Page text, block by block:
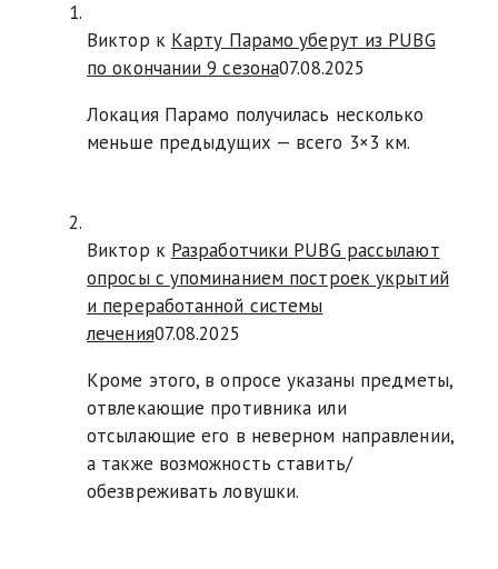
Виктор к Карту Парамо уберут из PUBG
по окончании 9 сезона07.08.2025
Локация Парамо получилась несколько
меньше предыдущих — всего 3×3 км.
Виктор к Разработчики PUBG рассылают
опросы с упоминанием построек укрытий
и переработанной системы
лечения07.08.2025
Кроме этого, в опросе указаны предметы,
отвлекающие противника или
отсылающие его в неверном направлении,
а также возможность ставить/
обезвреживать ловушки.